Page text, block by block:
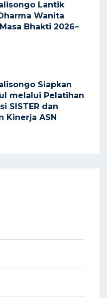
Lantik
Wanita
Bhakti 2026–
Siapkan
melalui Pelatihan
SISTER dan
Kinerja ASN